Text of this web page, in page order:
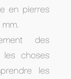
en pierres
des
choses
les